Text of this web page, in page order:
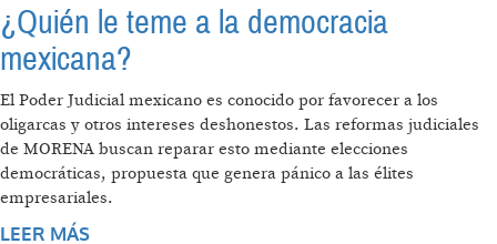
¿Quién le teme a la democracia
mexicana?
El Poder Judicial mexicano es conocido por favorecer a los
oligarcas y otros intereses deshonestos. Las reformas judiciales
de MORENA buscan reparar esto mediante elecciones
democráticas, propuesta que genera pánico a las élites
empresariales.
LEER MÁS